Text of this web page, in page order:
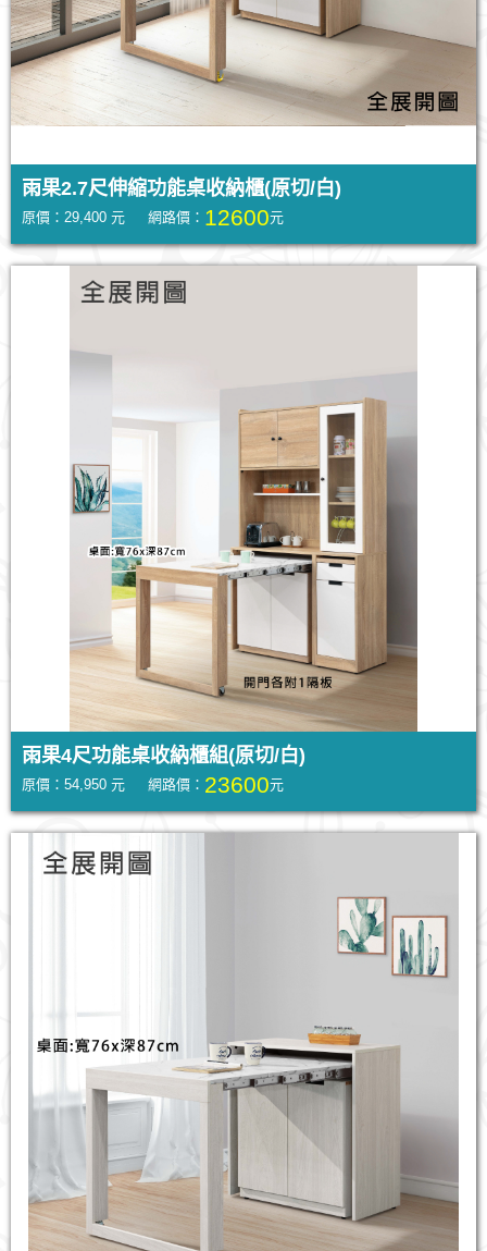
雨果2.7尺伸縮功能桌收納櫃(原切/白)
原價：29,400 元 網路價： 12600元
雨果4尺功能桌收納櫃組(原切/白)
原價：54,950 元 網路價： 23600元